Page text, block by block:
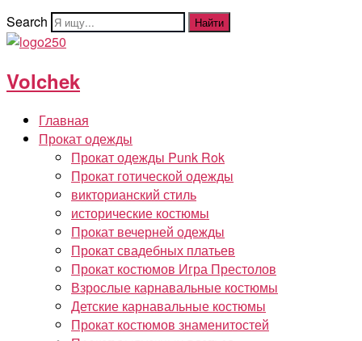
Search
Найти
Volchek
Главная
Прокат одежды
Прокат одежды Punk Rok
Прокат готической одежды
викторианский стиль
исторические костюмы
Прокат вечерней одежды
Прокат свадебных платьев
Прокат костюмов Игра Престолов
Взрослые карнавальные костюмы
Детские карнавальные костюмы
Прокат костюмов знаменитостей